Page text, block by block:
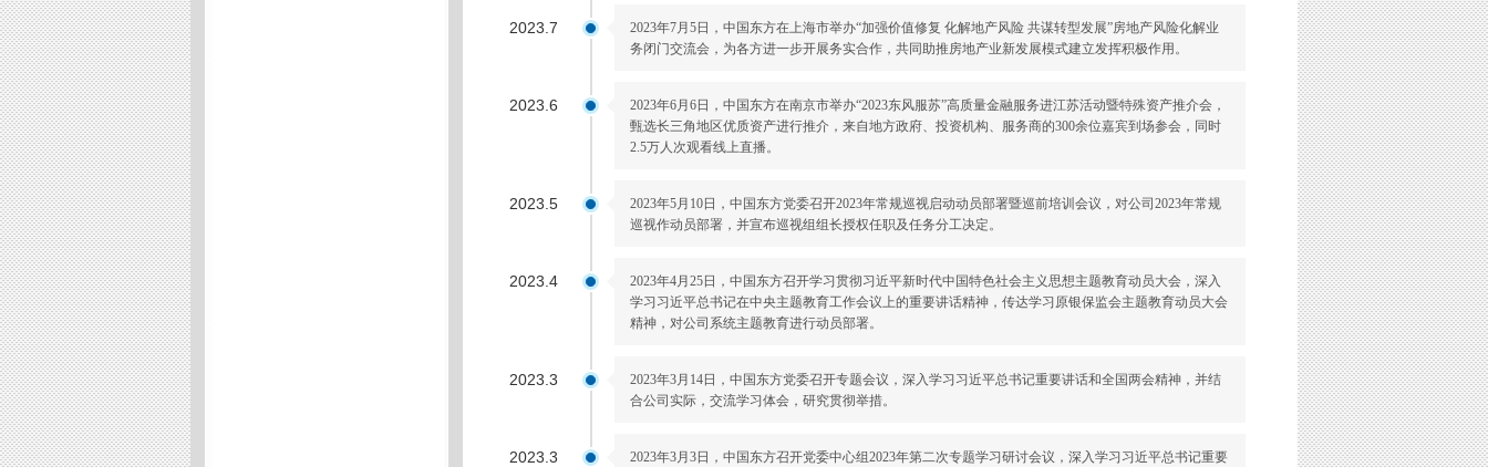
2023.7
2023年7月5日，中国东方在上海市举办“加强价值修复 化解地产风险 共谋转型发展”房地产风险化解业
务闭门交流会，为各方进一步开展务实合作，共同助推房地产业新发展模式建立发挥积极作用。
2023.6
2023年6月6日，中国东方在南京市举办“2023东风服苏”高质量金融服务进江苏活动暨特殊资产推介会，
甄选长三角地区优质资产进行推介，来自地方政府、投资机构、服务商的300余位嘉宾到场参会，同时
2.5万人次观看线上直播。
2023.5
2023年5月10日，中国东方党委召开2023年常规巡视启动动员部署暨巡前培训会议，对公司2023年常规
巡视作动员部署，并宣布巡视组组长授权任职及任务分工决定。
2023.4
2023年4月25日，中国东方召开学习贯彻习近平新时代中国特色社会主义思想主题教育动员大会，深入
学习习近平总书记在中央主题教育工作会议上的重要讲话精神，传达学习原银保监会主题教育动员大会
精神，对公司系统主题教育进行动员部署。
2023.3
2023年3月14日，中国东方党委召开专题会议，深入学习习近平总书记重要讲话和全国两会精神，并结
合公司实际，交流学习体会，研究贯彻举措。
2023.3
2023年3月3日，中国东方召开党委中心组2023年第二次专题学习研讨会议，深入学习习近平总书记重要